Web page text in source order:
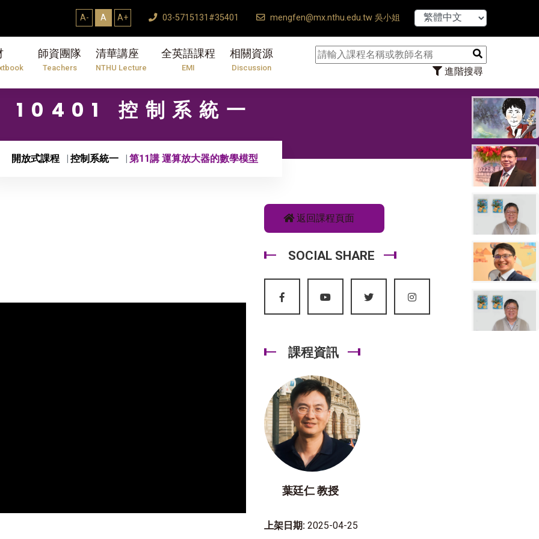
A- A A+ 03-5715131#35401 mengfen@mx.nthu.edu.tw 吳小姐
師資團隊
Teachers
清華講座
NTHU Lecture
全英語課程
EMI
相關資源
Discussion 進階搜尋
【7/31】114
10401 控制系統一
開放式課程 控制系統一 第11講 運算放大器的數學模型
返回課程頁面
SOCIAL SHARE
課程資訊
葉廷仁 教授
上架日期: 2025-04-25